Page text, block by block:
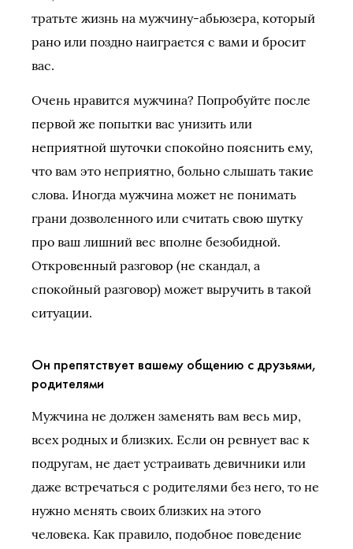
тратьте жизнь на мужчину-абьюзера, который
рано или поздно наиграется с вами и бросит
вас.
Очень нравится мужчина? Попробуйте после
первой же попытки вас унизить или
неприятной шуточки спокойно пояснить ему,
что вам это неприятно, больно слышать такие
слова. Иногда мужчина может не понимать
грани дозволенного или считать свою шутку
про ваш лишний вес вполне безобидной.
Откровенный разговор (не скандал, а
спокойный разговор) может выручить в такой
ситуации.
Он препятствует вашему общению с друзьями,
родителями
Мужчина не должен заменять вам весь мир,
всех родных и близких. Если он ревнует вас к
подругам, не дает устраивать девичники или
даже встречаться с родителями без него, то не
нужно менять своих близких на этого
человека. Как правило, подобное поведение